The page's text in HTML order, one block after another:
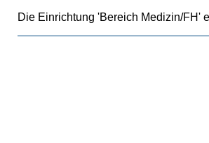
Die Einrichtung 'Bereich Medizin/FH'